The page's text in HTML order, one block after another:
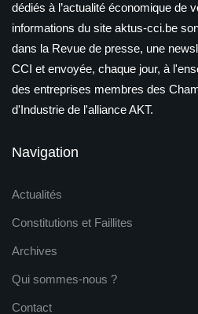
dédiés à l’actualité économique de
informations du site aktus-cci.be
dans la Revue de presse, une
CCI et envoyée, chaque jour, à
des entreprises membres des
d'Industrie de l'alliance AKT.
Navigation
Actualités
Constitutions et Faillites
Archives
Qui sommes-nous ?
Contact